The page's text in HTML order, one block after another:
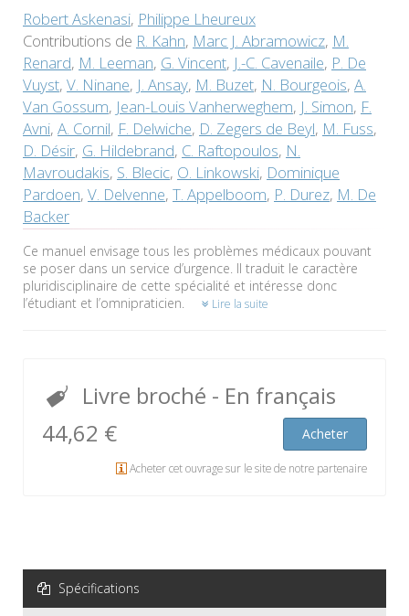
Robert Askenasi, Philippe Lheureux
Contributions de R. Kahn, Marc J. Abramowicz, M.
Renard, M. Leeman, G. Vincent, J.-C. Cavenaile, P. De
Vuyst, V. Ninane, J. Ansay, M. Buzet, N. Bourgeois, A.
Van Gossum, Jean-Louis Vanherweghem, J. Simon, F.
Avni, A. Cornil, F. Delwiche, D. Zegers de Beyl, M. Fuss,
D. Désir, G. Hildebrand, C. Raftopoulos, N.
Mavroudakis, S. Blecic, O. Linkowski, Dominique
Pardoen, V. Delvenne, T. Appelboom, P. Durez, M. De
Backer
Ce manuel envisage tous les problèmes médicaux pouvant
se poser dans un service d’urgence. Il traduit le caractère
pluridisciplinaire de cette spécialité et intéresse donc
l’étudiant et l’omnipraticien.
Lire la suite
Livre broché - En français
44,62 €
Acheter
Acheter cet ouvrage sur le site de notre partenaire
Spécifications